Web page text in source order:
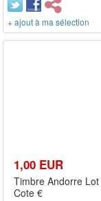
+ ajout à ma sélection
1,00 EUR
Timbre Andorre
Cote €